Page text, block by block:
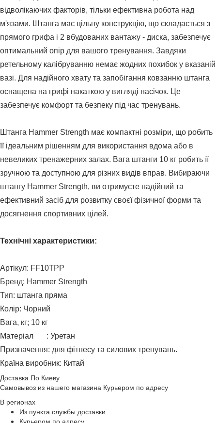
відволікаючих факторів, тільки ефективна робота над
м'язами. Штанга має цільну конструкцію, що складається з
прямого грифа і 2 вбудованих вантажу - диска, забезпечує
оптимальний опір для вашого тренування. Завдяки
ретельному калібруванню немає жодних похибок у вказаній
вазі. Для надійного хвату та запобігання ковзанню штанга
оснащена на грифі накаткою у вигляді насічок. Це
забезпечує комфорт та безпеку під час тренувань.
Штанга Hammer Strength має компактні розміри, що робить
її ідеальним рішенням для використання вдома або в
невеликих тренажерних залах. Вага штанги 10 кг робить її
зручною та доступною для різних видів вправ. Вибираючи
штангу Hammer Strength, ви отримуєте надійний та
ефективний засіб для розвитку своєї фізичної форми та
досягнення спортивних цілей.
Технічні характеристики:
Артікул: FF10TPP
Бренд: Hammer Strength
Тип: штанга пряма
Колір: Чорний
Вага, кг; 10 кг
Матеріал
: Уретан
Призначення: для фітнесу та силових тренувань.
Країна виробник: Китай
Доставка По Киеву
Самовывоз из нашего магазина Курьером по адресу
В регионах
Из пункта службы доставки